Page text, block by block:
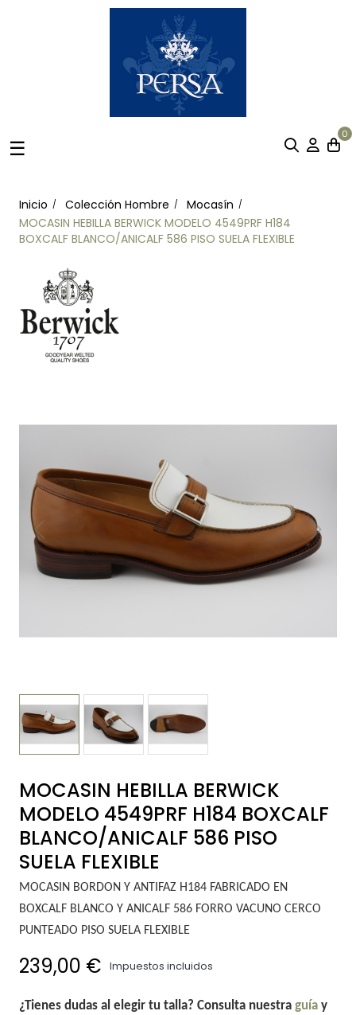
Navegación
☰
0
Inicio Colección Hombre
Mocasín
MOCASIN HEBILLA BERWICK MODELO 4549PRF H184
BOXCALF BLANCO/ANICALF 586 PISO SUELA FLEXIBLE
MOCASIN HEBILLA BERWICK
MODELO 4549PRF H184 BOXCALF
BLANCO/ANICALF 586 PISO
SUELA FLEXIBLE
MOCASIN BORDON Y ANTIFAZ H184 FABRICADO EN
BOXCALF BLANCO Y ANICALF 586 FORRO VACUNO CERCO
PUNTEADO PISO SUELA FLEXIBLE
239,00 € Impuestos incluidos
¿Tienes dudas al elegir tu talla? Consulta nuestra guíay